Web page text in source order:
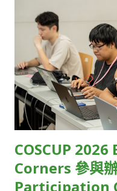
加總起來就無法達到超低
力。」Kevin 說。 另一個
（如Apple、Google）雖
並未說明實際的執行細節
限於技術瓶頸，目前大多
規模和影像品質三者間取
Zoom、Google Meet，
HackMD 12
Community HackMD 14
Network) Japan
opencocon distribution
Foundation HackMD 18
Groups Taiwan)
HackMD 20 Blockchain
Open-EP (E-Paper)
HackMD 23 ...
COSCUP
Corners 參與
Participation